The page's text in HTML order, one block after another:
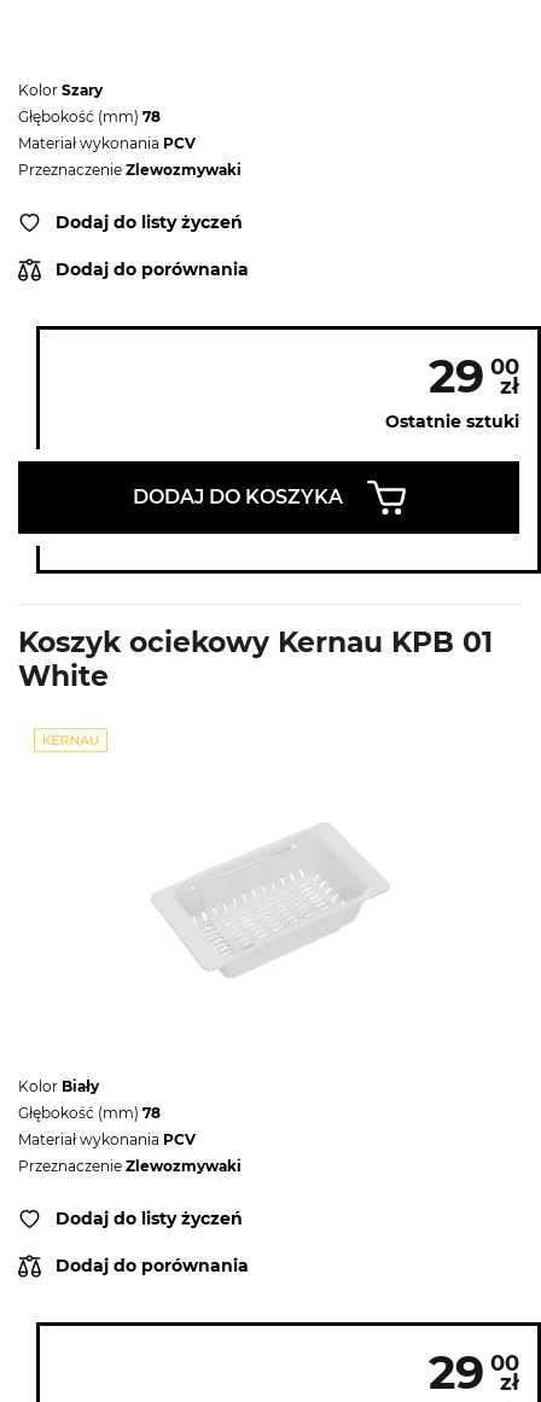
Kolor Szary
Głębokość (mm) 78
Materiał wykonania PCV
Przeznaczenie Zlewozmywaki
Dodaj do listy życzeń
Dodaj do porównania
29 00
zł
Ostatnie sztuki
DODAJ DO KOSZYKA
Koszyk ociekowy Kernau KPB 01
White
Kolor Biały
Głębokość (mm) 78
Materiał wykonania PCV
Przeznaczenie Zlewozmywaki
Dodaj do listy życzeń
Dodaj do porównania
29 00
zł